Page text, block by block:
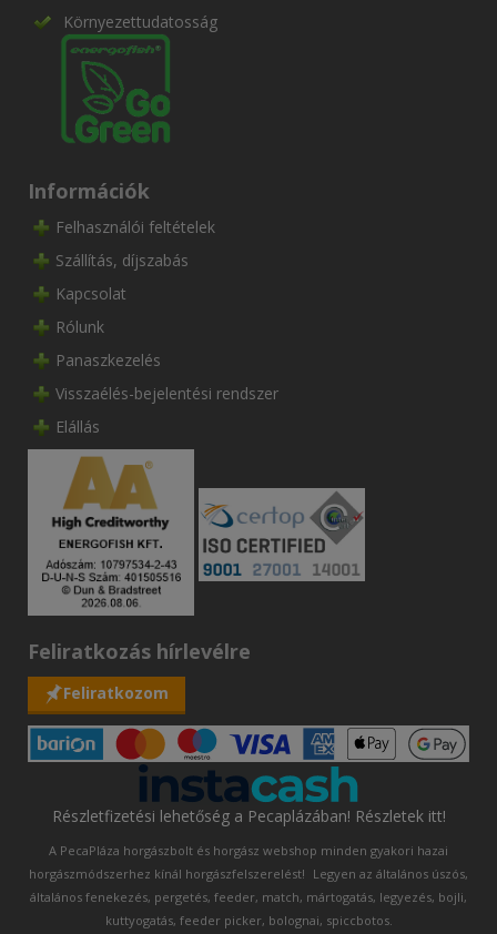
Környezettudatosság
Információk
Felhasználói feltételek
Szállítás, díjszabás
Kapcsolat
Rólunk
Panaszkezelés
Visszaélés-bejelentési rendszer
Elállás
Feliratkozás hírlevélre
Feliratkozom
Részletfizetési lehetőség a Pecaplázában! Részletek itt!
A PecaPláza horgászbolt és horgász webshop minden gyakori hazai
horgászmódszerhez kínál horgászfelszerelést! Legyen az általános úszós,
általános fenekezés, pergetés, feeder, match, mártogatás, legyezés, bojli,
kuttyogatás, feeder picker, bolognai, spiccbotos.